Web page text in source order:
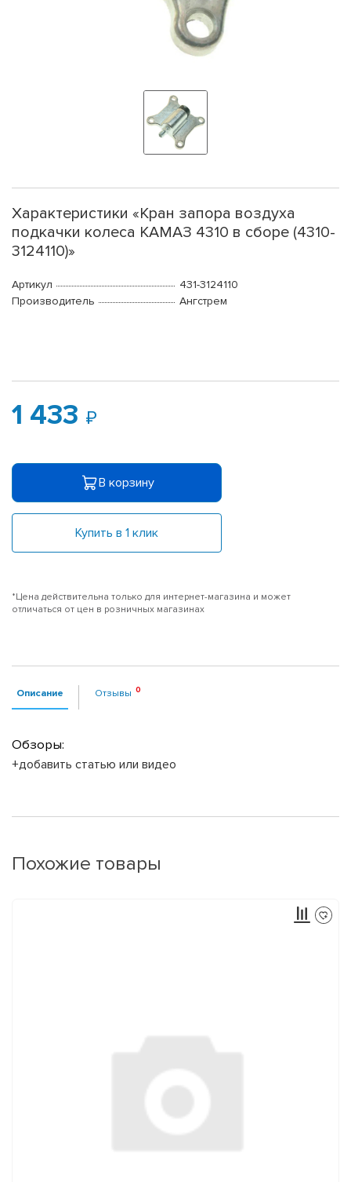
Характеристики «Кран запора воздуха
подкачки колеса КАМАЗ 4310 в сборе (4310-
3124110)»
Артикул
431-3124110
Производитель
Ангстрем
1 433
В корзину
Купить в 1 клик
*Цена действительна только для интернет-магазина и может
отличаться от цен в розничных магазинах
Описание Отзывы
Обзоры:
+добавить статью или видео
Похожие товары